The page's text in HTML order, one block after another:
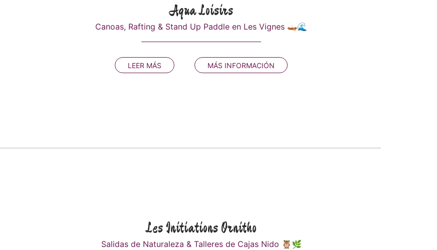
Aqua Loisirs
Canoas, Rafting & Stand Up Paddle en Les Vignes 🛶🌊
LEER MÁS MÁS INFORMACIÓN
Les Initiations Ornitho
Salidas de Naturaleza & Talleres de Cajas Nido 🦉🌿